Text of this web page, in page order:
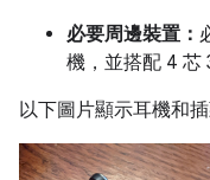
必要周邊裝置：
機，並搭配 4 芯
以下圖片顯示耳機和插